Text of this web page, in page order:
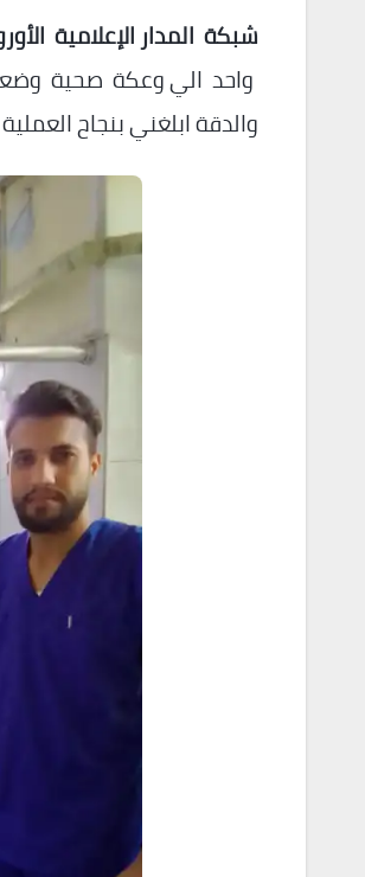
شبكة المدار الإعلامية
واحد الي وعكة صحية
والدقة ابلغني بنجاح العملية